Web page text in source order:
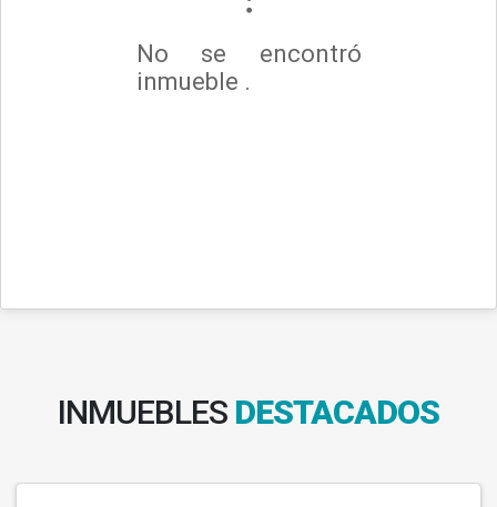
No se encontró
inmueble .
INMUEBLES DESTACADOS